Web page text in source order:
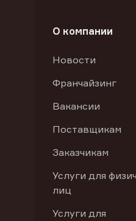
О компании
Новости
Франчайзинг
Вакансии
Поставщикам
Заказчикам
Услуги для
лиц
Услуги для